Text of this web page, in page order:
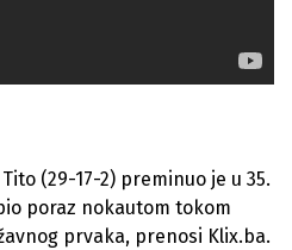
(29-17-2) preminuo je u 35.
poraz nokautom tokom
prvaka, prenosi Klix.ba.